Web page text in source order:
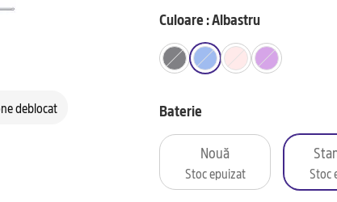
deblocat
Culoare : Albastru
Baterie
Nouă
Stoc epuizat Stoc